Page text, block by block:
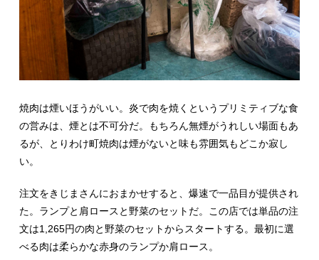
焼肉は煙いほうがいい。炎で肉を焼くというプリミティブな食
の営みは、煙とは不可分だ。もちろん無煙がうれしい場面もあ
るが、とりわけ町焼肉は煙がないと味も雰囲気もどこか寂し
い。
注文をきじまさんにおまかせすると、爆速で一品目が提供され
た。ランプと肩ロースと野菜のセットだ。この店では単品の注
文は1,265円の肉と野菜のセットからスタートする。最初に選
べる肉は柔らかな赤身のランプか肩ロース。